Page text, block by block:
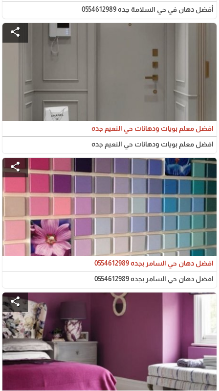
أفضل دهان في حي السلامة جده 0554612989
share
افضل معلم بويات ودهانات حي النعيم جده
افضل معلم بويات ودهانات حي النعيم جده
share
افضل دهان حي السامر بجده 0554612989
افضل دهان حي السامر بجده 0554612989
share